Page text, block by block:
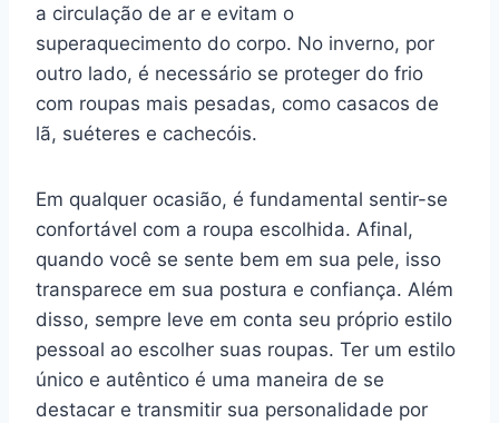
a circulação de ar e evitam o
superaquecimento do corpo. No inverno, por
outro lado, é necessário se proteger do frio
com roupas mais pesadas, como casacos de
lã, suéteres e cachecóis.
Em qualquer ocasião, é fundamental sentir-se
confortável com a roupa escolhida. Afinal,
quando você se sente bem em sua pele, isso
transparece em sua postura e confiança. Além
disso, sempre leve em conta seu próprio estilo
pessoal ao escolher suas roupas. Ter um estilo
único e autêntico é uma maneira de se
destacar e transmitir sua personalidade por